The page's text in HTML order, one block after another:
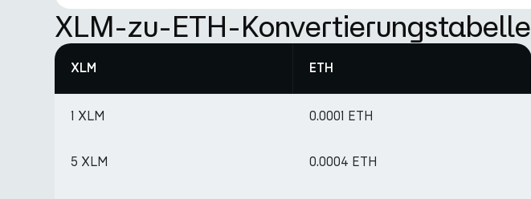
XLM-zu-ETH-Konvertierungstabelle
XLM ETH
1 XLM 0.0001 ETH
5 XLM 0.0004 ETH